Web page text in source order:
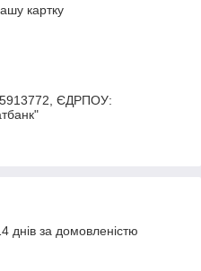
картку
ЄДРПОУ:
днів за домовленістю